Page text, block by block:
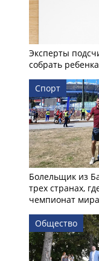
Эксперты
собрать
Спорт
Болельщик из
трех странах,
чемпионат
Общество